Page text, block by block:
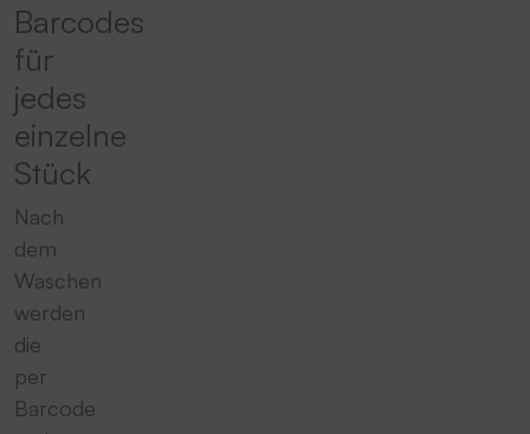
Barcodes
für
jedes
einzelne
Stück
Nach
dem
Waschen
werden
die
per
Barcode